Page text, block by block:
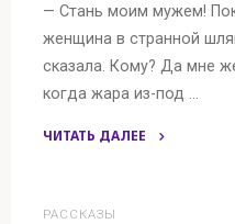
— Стань моим мужем!
женщина в странной
сказала. Кому? Да мне
когда жара из-под …
ЧИТАТЬ ДАЛЕЕ
РАССКАЗЫ